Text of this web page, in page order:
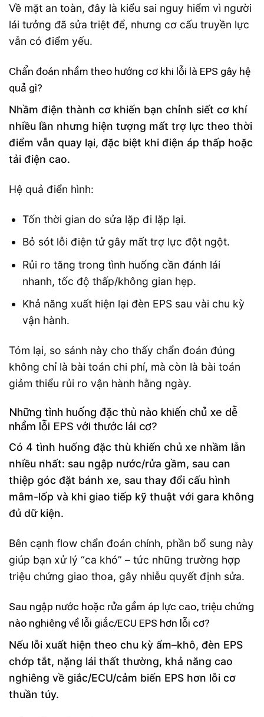
Về mặt an toàn, đây là kiểu sai nguy hiểm vì người
lái tưởng đã sửa triệt để, nhưng cơ cấu truyền lực
vẫn có điểm yếu.
Chẩn đoán nhầm theo hướng cơ khi lỗi là EPS gây hệ
quả gì?
Nhầm điện thành cơ khiến bạn chỉnh siết cơ khí
nhiều lần nhưng hiện tượng mất trợ lực theo thời
điểm vẫn quay lại, đặc biệt khi điện áp thấp hoặc
tải điện cao.
Hệ quả điển hình:
Tốn thời gian do sửa lặp đi lặp lại.
Bỏ sót lỗi điện tử gây mất trợ lực đột ngột.
Rủi ro tăng trong tình huống cần đánh lái
nhanh, tốc độ thấp/không gian hẹp.
Khả năng xuất hiện lại đèn EPS sau vài chu kỳ
vận hành.
Tóm lại, so sánh này cho thấy chẩn đoán đúng
không chỉ là bài toán chi phí, mà còn là bài toán
giảm thiểu rủi ro vận hành hằng ngày.
Những tình huống đặc thù nào khiến chủ xe dễ
nhầm lỗi EPS với thước lái cơ?
Có 4 tình huống đặc thù khiến chủ xe nhầm lẫn
nhiều nhất: sau ngập nước/rửa gầm, sau can
thiệp góc đặt bánh xe, sau thay đổi cấu hình
mâm-lốp và khi giao tiếp kỹ thuật với gara không
đủ dữ kiện.
Bên cạnh flow chẩn đoán chính, phần bổ sung này
giúp bạn xử lý “ca khó” – tức những trường hợp
triệu chứng giao thoa, gây nhiễu quyết định sửa.
Sau ngập nước hoặc rửa gầm áp lực cao, triệu chứng
nào nghiêng về lỗi giắc/ECU EPS hơn lỗi cơ?
Nếu lỗi xuất hiện theo chu kỳ ẩm–khô, đèn EPS
chớp tắt, nặng lái thất thường, khả năng cao
nghiêng về giắc/ECU/cảm biến EPS hơn lỗi cơ
thuần túy.